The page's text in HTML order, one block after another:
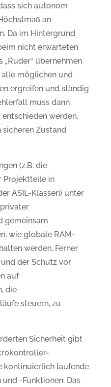
sich autonom
an
Da im Hintergrund
nicht erwarteten
„Ruder“ übernehmen
alle möglichen und
ergreifen und ständig
muss dann
werden,
sicheren Zustand
(z.B. die
Projektteile in
ASIL-Klassen) unter
gemeinsam
wie globale RAM-
werden. Ferner
der Schutz vor
auf
die
steuern, zu
Sicherheit gibt
kontinuierlich laufende
-Funktionen. Das